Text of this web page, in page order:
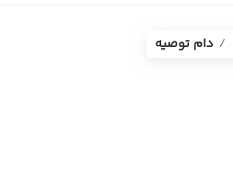
دام توصیه